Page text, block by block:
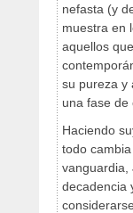
nefasta (y
muestra en
aquellos
su pureza y
una fase de
Haciendo
todo
vanguardia,
decadencia